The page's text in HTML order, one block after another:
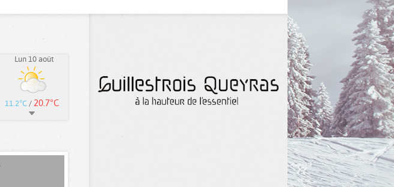
Lun 10 août
11.2°C / 20.7°C